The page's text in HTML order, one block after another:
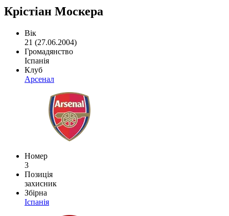
Крістіан Москера
Вік
21 (27.06.2004)
Громадянство
Іспанія
Клуб
Арсенал
Номер
3
Позиція
захисник
Збірна
Іспанія